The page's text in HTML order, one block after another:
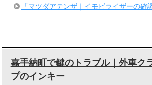
「マツダアテンザ｜イモビライザーの確
嘉手納町で鍵のトラブル｜外車ク
プのインキー